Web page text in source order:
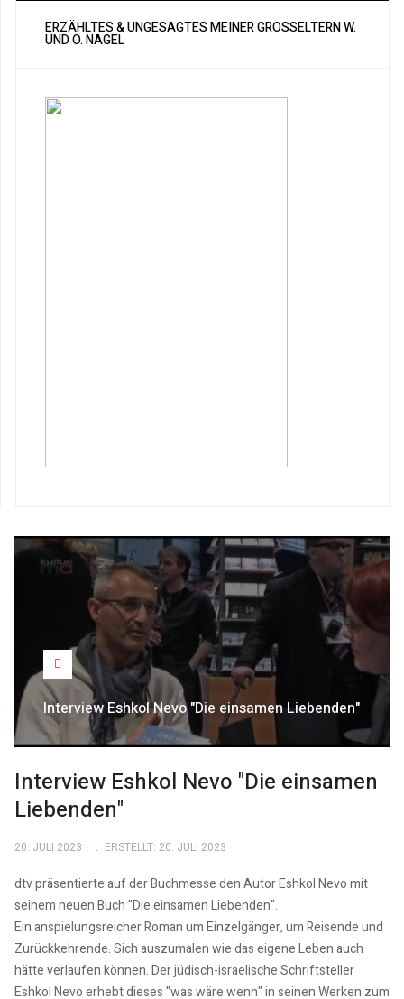
ERZÄHLTES & UNGESAGTES MEINER GROSSELTERN W. U
ND O. NAGEL
Interview Eshkol Nevo "Die einsamen Liebenden"
Interview Eshkol Nevo "Die einsamen
Liebenden"
20. JULI 2023 ERSTELLT: 20. JULI 2023
dtv präsentierte auf der Buchmesse den Autor Eshkol Nevo mit
seinem neuen Buch "Die einsamen Liebenden".
Ein anspielungsreicher Roman um Einzelgänger, um Reisende und
Zurückkehrende. Sich auszumalen wie das eigene Leben auch
hätte verlaufen können. Der jüdisch-israelische Schriftsteller
Eshkol Nevo erhebt dieses "was wäre wenn" in seinen Werken zum